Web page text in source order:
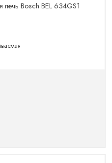
Bosch BEL 634GS1